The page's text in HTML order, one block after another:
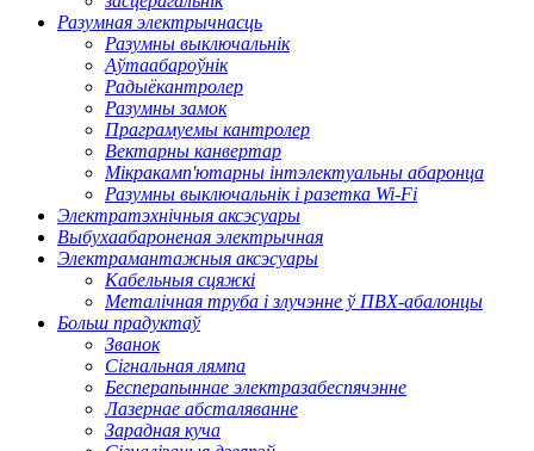
Разумная электрычнасць
Разумны выключальнік
Аўтаабароўнік
Радыёкантролер
Разумны замок
Праграмуемы кантролер
Вектарны канвертар
Мікракамп'ютарны інтэлектуальны абаронца
Разумны выключальнік і разетка Wi-Fi
Электратэхнічныя аксэсуары
Выбухаабароненая электрычная
Электрамантажныя аксэсуары
Кабельныя сцяжкі
Металічная труба і злучэнне ў ПВХ-абалонцы
Больш прадуктаў
Званок
Сігнальная лямпа
Бесперапыннае электразабеспячэнне
Лазернае абсталяванне
Зарадная куча